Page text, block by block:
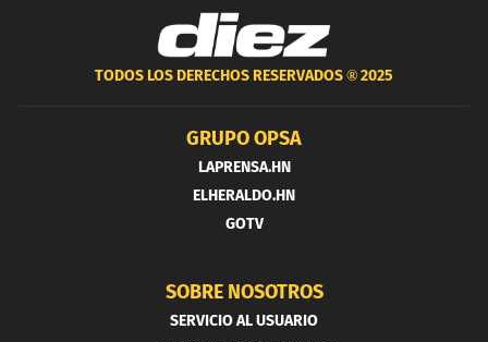
TODOS LOS DERECHOS RESERVADOS ®2025
GRUPO OPSA
LAPRENSA.HN
ELHERALDO.HN
GOTV
SOBRE NOSOTROS
SERVICIO AL USUARIO